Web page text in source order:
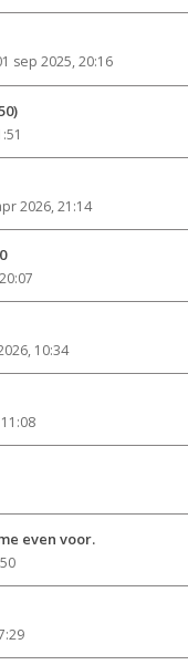
sep 2025, 20:16
2026, 21:14
10:34
even voor.